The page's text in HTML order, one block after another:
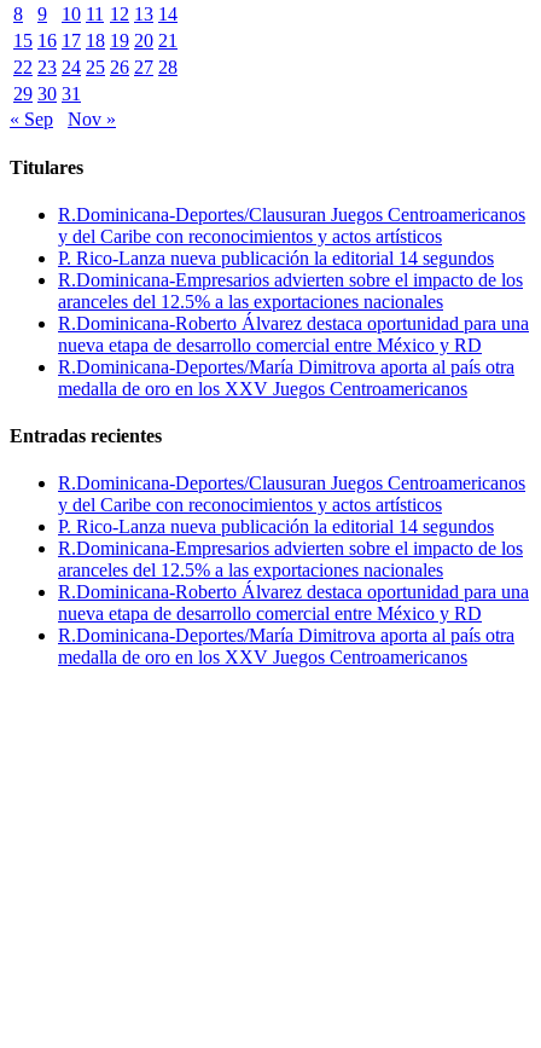
8
9 10 11 12 13 14
15 16 17 18 19 20 21
22 23 24 25 26 27 28
29 30 31
« Sep
Nov »
Titulares
R.Dominicana-Deportes/Clausuran Juegos Centroamericanos
y del Caribe con reconocimientos y actos artísticos
P. Rico-Lanza nueva publicación la editorial 14 segundos
R.Dominicana-Empresarios advierten sobre el impacto de los
aranceles del 12.5% a las exportaciones nacionales
R.Dominicana-Roberto Álvarez destaca oportunidad para una
nueva etapa de desarrollo comercial entre México y RD
R.Dominicana-Deportes/María Dimitrova aporta al país otra
medalla de oro en los XXV Juegos Centroamericanos
Entradas recientes
R.Dominicana-Deportes/Clausuran Juegos Centroamericanos
y del Caribe con reconocimientos y actos artísticos
P. Rico-Lanza nueva publicación la editorial 14 segundos
R.Dominicana-Empresarios advierten sobre el impacto de los
aranceles del 12.5% a las exportaciones nacionales
R.Dominicana-Roberto Álvarez destaca oportunidad para una
nueva etapa de desarrollo comercial entre México y RD
R.Dominicana-Deportes/María Dimitrova aporta al país otra
medalla de oro en los XXV Juegos Centroamericanos